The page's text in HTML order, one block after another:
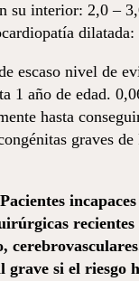
su interior: 2,0 –
escaso nivel de
1 año de edad.
hasta
graves
grave si el